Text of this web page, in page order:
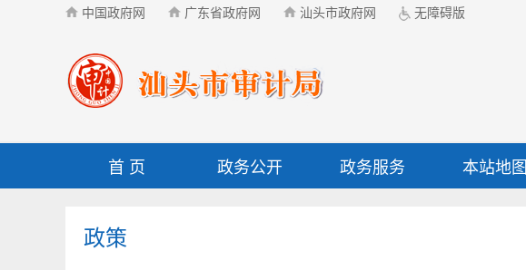
中国政府网 广东省政府网 汕头市政府网 无障碍版
首 页 政务公开 政务服务 本站地图
政策